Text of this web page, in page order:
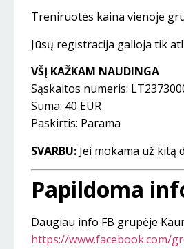
Treniruotės kaina vienoje
Jūsų registracija galioja tik
VŠĮ KAŽKAM NAUDINGA
Sąskaitos numeris:
Suma: 40 EUR
Paskirtis: Parama
SVARBU: Jei mokama už kitą
Papildoma
Daugiau info FB grupėje
https://www.facebook.com/